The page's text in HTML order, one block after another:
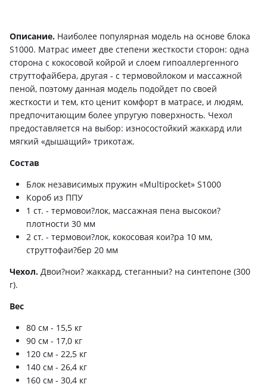
Описание. Наиболее популярная модель на основе блока
S1000. Матрас имеет две степени жесткости сторон: одна
сторона с кокосовой койрой и слоем гипоаллергенного
струттофайбера, другая - с термовойлоком и массажной
пеной, поэтому данная модель подойдет по своей
жесткости и тем, кто ценит комфорт в матрасе, и людям,
предпочитающим более упругую поверхность. Чехол
предоставляется на выбор: износостойкий жаккард или
мягкий «дышащий» трикотаж.
Состав
Блок независимых пружин «Multipocket» S1000
Короб из ППУ
1 ст. - термовои?лок, массажная пена высокои?
плотности 30 мм
2 ст. - термовои?лок, кокосовая кои?ра 10 мм,
струттофаи?бер 20 мм
Чехол. Двои?нои? жаккард, стеганныи? на синтепоне (300
г).
Вес
80 см - 15,5 кг
90 см - 17,0 кг
120 см - 22,5 кг
140 см - 26,4 кг
160 см - 30,4 кг